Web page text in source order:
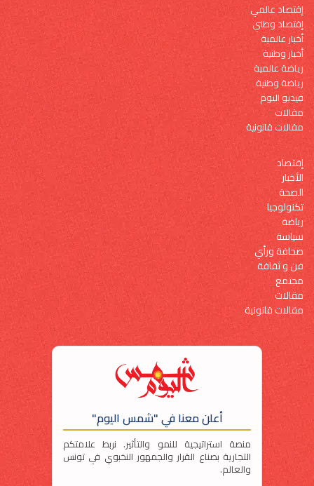
إقتصاد عالمي
إقتصاد وطني
أخبار عالمية
أخبار وطنية
رياضة عالمية
رياضة وطنية
فيديو اليوم
مقالات
مقالات قانونية
إقتصاد
الأخبار
الصحة
تكنولوجيا
رياضة
سياسة
صحافة ورأي
فن و ثقافة
مجتمع
مقالات
مقالات قانونية
أعلن معنا في "شمس اليوم"
منصة استراتيجية للنمو والتأثير. نربط علامتكم
التجارية بصناع القرار والجمهور النخبوي في تونس
والعالم.